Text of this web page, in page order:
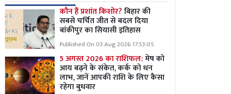
कौन हैं प्रशांत किशोर?बिहार की
सबसे चर्चित जीत से बदल दिया
बांकीपुर का सियासी इतिहास
Published On 03 Aug 2026 17:53:05
5 अगस्त 2026 का राशिफल:मेष को
आय बढ़ने के संकेत, कर्क को धन
लाभ, जानें आपकी राशि के लिए कैसा
रहेगा बुधवार